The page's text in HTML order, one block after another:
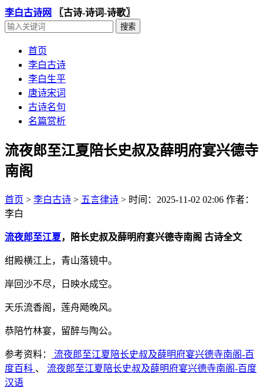
李白古诗网 〖古诗-诗词-诗歌〗
首页
李白古诗
李白生平
唐诗宋词
古诗名句
名篇赏析
流夜郎至江夏陪长史叔及薛明府宴兴德寺
南阁
首页 > 李白古诗 > 五言律诗 > 时间：2025-11-02 02:06 作者：
李白
流夜郎至江夏 ，陪长史叔及薛明府宴兴德寺南阁 古诗全文
绀殿横江上，青山落镜中。
岸回沙不尽，日映水成空。
天乐流香阁，莲舟飏晚风。
恭陪竹林宴，留醉与陶公。
参考资料：
流夜郎至江夏陪长史叔及薛明府宴兴德寺南阁-百
度百科 、 流夜郎至江夏陪长史叔及薛明府宴兴德寺南阁-百度
汉语